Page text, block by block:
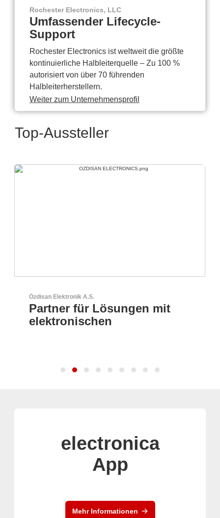
Rochester Electronics, LLC
Umfassender Lifecycle-
Support
Rochester Electronics ist weltweit die größte
kontinuierliche Halbleiterquelle – Zu 100 %
autorisiert von über 70 führenden
Halbleiterherstellern.
Weiter zum Unternehmensprofil
Top-Aussteller
Özdisan Elektronik A.S.
Partner für Lösungen mit
elektronischen
electronica
App
Mehr Informationen